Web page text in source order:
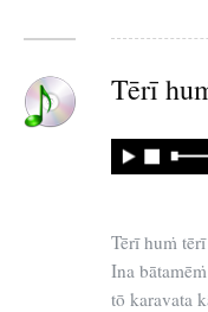
Tērī
Tērī huṁ
Ina
tō karavata